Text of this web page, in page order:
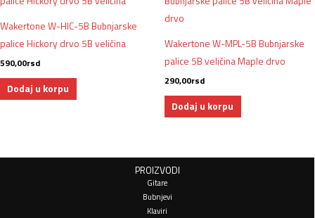
Wakertone W-HIC-5B Bubnjarske
palice Hickory drvo 5B veličina
590,00rsd
Dodaj u korpu
Wakertone W-MPL-5B Bubnjarske
palice 5B veličina Maple drvo
290,00rsd
Dodaj u korpu
PROIZVODI
Gitare
Bubnjevi
Klaviri